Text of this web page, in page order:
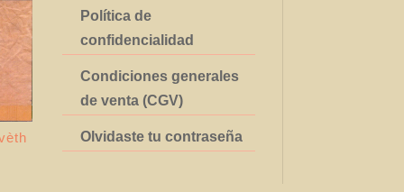
Política de
confidencialidad
Condiciones generales
de venta (CGV)
Olvidaste tu contraseña